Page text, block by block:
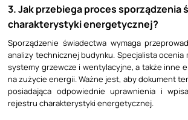
3. Jak przebiega proces sporządzenia
charakterystyki energetycznej?
Sporządzenie świadectwa wymaga
analizy technicznej budynku. Specjalista ocenia
systemy grzewcze i wentylacyjne, a także inne
na zużycie energii. Ważne jest, aby dokument
posiadająca odpowiednie uprawnienia i
rejestru charakterystyki energetycznej.